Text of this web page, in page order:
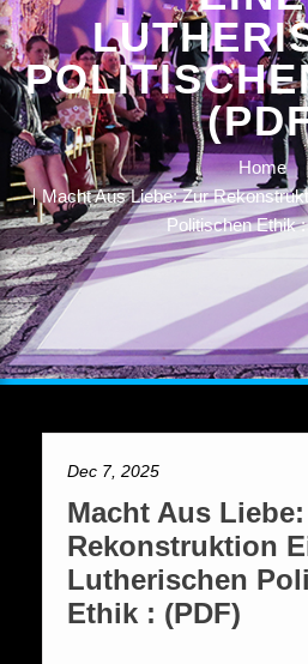
Home
Macht Aus Liebe: Zur
Politischen Ethik
Dec 7, 2025
Macht Aus
Rekonstruktion
Lutherischen
Ethik : (PDF)